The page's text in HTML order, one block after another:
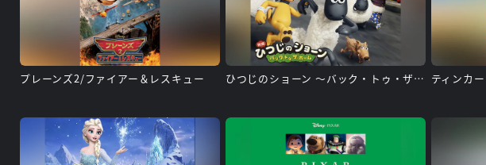
プレーンズ2/ファイアー＆レスキュー ひつじのショーン ～バック・トゥ・ザ・ホーム～ ティンカ